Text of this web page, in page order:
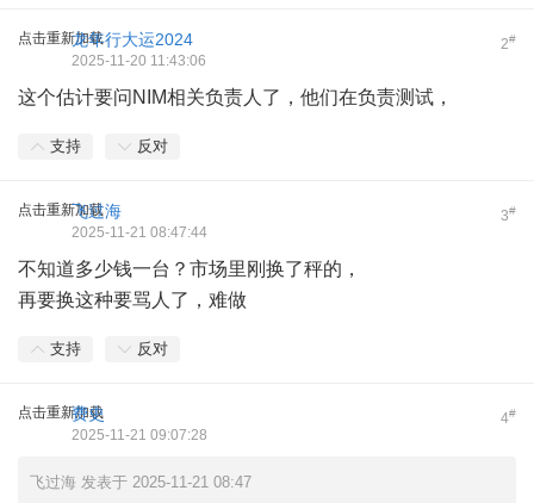
点击重新加载 2#
龙年行大运2024
2025-11-20 11:43:06
这个估计要问NIM相关负责人了，他们在负责测试，
支持 反对
点击重新加载 3#
飞过海
2025-11-21 08:47:44
不知道多少钱一台？市场里刚换了秤的，
再要换这种要骂人了，难做
支持 反对
点击重新加载 4#
费史
2025-11-21 09:07:28
飞过海 发表于 2025-11-21 08:47